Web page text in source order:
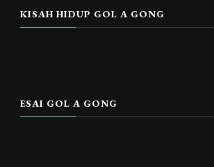
KISAH HIDUP GOL A GONG
ESAI GOL A GONG